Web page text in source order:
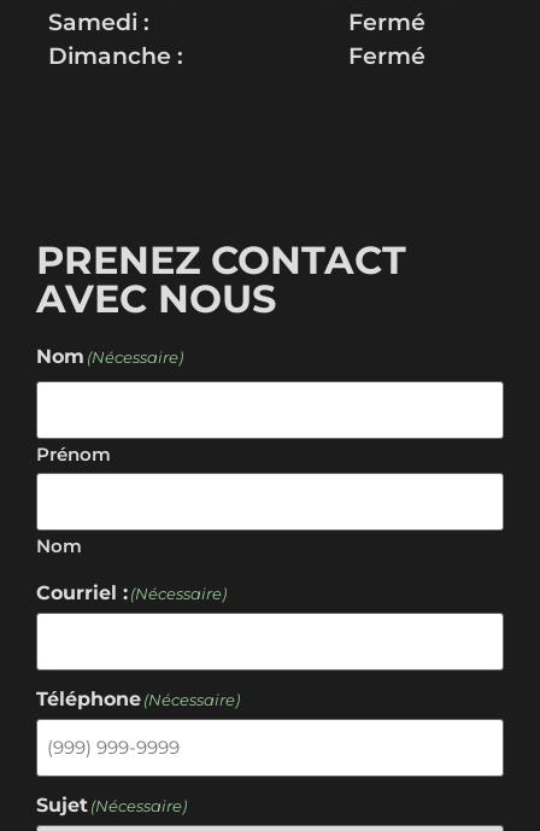
Samedi :
Dimanche :
Fermé
Fermé
PRENEZ CONTACT
AVEC NOUS
Nom (Nécessaire)
Prénom
Nom
Courriel :(Nécessaire)
Téléphone(Nécessaire)
Sujet(Nécessaire)